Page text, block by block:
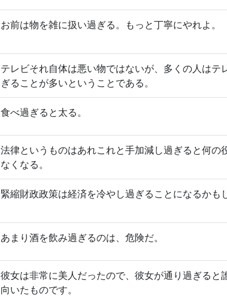
お前は物を雑に扱い過ぎる。もっと丁寧にやれよ。
テレビそれ自体は悪い物ではないが、多くの人はテ
ぎることが多いということである。
食べ過ぎると太る。
法律というものはあれこれと手加減し過ぎると何の
なくなる。
緊縮財政政策は経済を冷やし過ぎることになるかも
あまり酒を飲み過ぎるのは、危険だ。
彼女は非常に美人だったので、彼女が通り過ぎると
向いたものです。